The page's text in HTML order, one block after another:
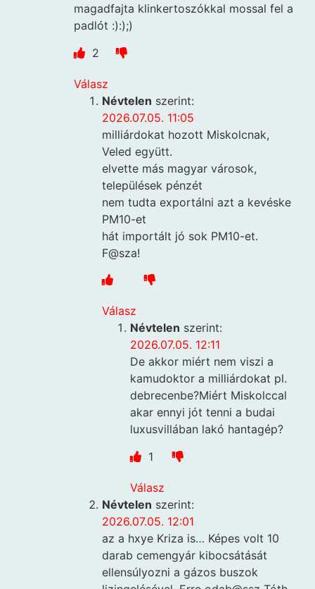
magadfajta klinkertoszókkal mossal fel a
padlót :):);)
2
Válasz
Névtelen szerint:
2026.07.05. 11:05
milliárdokat hozott Miskolcnak,
Veled együtt.
elvette más magyar városok,
települések pénzét
nem tudta exportálni azt a kevéske
PM10-et
hát importált jó sok PM10-et.
F@sza!
Válasz
Névtelen szerint:
2026.07.05. 12:11
De akkor miért nem viszi a
kamudoktor a milliárdokat pl.
debrecenbe?Miért Miskolccal
akar ennyi jót tenni a budai
luxusvillában lakó hantagép?
1
Válasz
Névtelen szerint:
2026.07.05. 12:01
az a hxye Kriza is… Képes volt 10
darab cemengyár kibocsátását
ellensúlyozni a gázos buszok